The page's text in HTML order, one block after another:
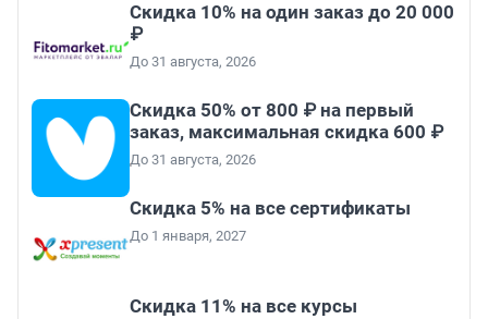
Скидка 10% на один заказ до 20 000
₽
До 31 августа, 2026
Скидка 50% от 800 ₽ на первый
заказ, максимальная скидка 600 ₽
До 31 августа, 2026
Скидка 5% на все сертификаты
До 1 января, 2027
Скидка 11% на все курсы